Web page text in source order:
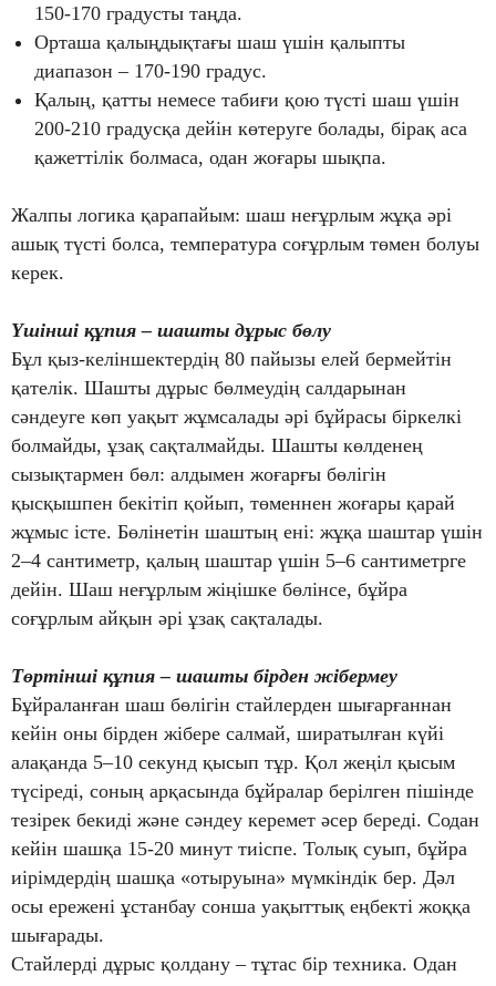
150-170 градусты таңда.
Орташа қалыңдықтағы шаш үшін қалыпты
диапазон – 170-190 градус.
Қалың, қатты немесе табиғи қою түсті шаш үшін
200-210 градусқа дейін көтеруге болады, бірақ аса
қажеттілік болмаса, одан жоғары шықпа.
Жалпы логика қарапайым: шаш неғұрлым жұқа әрі
ашық түсті болса, температура соғұрлым төмен болуы
керек.
Үшінші құпия – шашты дұрыс бөлу
Бұл қыз-келіншектердің 80 пайызы елей бермейтін
қателік. Шашты дұрыс бөлмеудің салдарынан
сәндеуге көп уақыт жұмсалады әрі бұйрасы біркелкі
болмайды, ұзақ сақталмайды. Шашты көлденең
сызықтармен бөл: алдымен жоғарғы бөлігін
қысқышпен бекітіп қойып, төменнен жоғары қарай
жұмыс істе. Бөлінетін шаштың ені: жұқа шаштар үшін
2–4 сантиметр, қалың шаштар үшін 5–6 сантиметрге
дейін. Шаш неғұрлым жіңішке бөлінсе, бұйра
соғұрлым айқын әрі ұзақ сақталады.
Төртінші құпия – шашты бірден жібермеу
Бұйраланған шаш бөлігін стайлерден шығарғаннан
кейін оны бірден жібере салмай, ширатылған күйі
алақанда 5–10 секунд қысып тұр. Қол жеңіл қысым
түсіреді, соның арқасында бұйралар берілген пішінде
тезірек бекиді және сәндеу керемет әсер береді. Содан
кейін шашқа 15-20 минут тиіспе. Толық суып, бұйра
иірімдердің шашқа «отыруына» мүмкіндік бер. Дәл
осы ережені ұстанбау сонша уақыттық еңбекті жоққа
шығарады.
Стайлерді дұрыс қолдану – тұтас бір техника. Одан